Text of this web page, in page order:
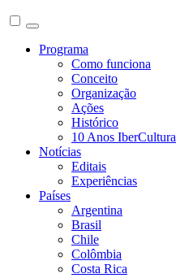
Programa
Como funciona
Conceito
Organização
Ações
Histórico
10 Anos IberCultura
Notícias
Editais
Experiências
Países
Argentina
Brasil
Chile
Colômbia
Costa Rica